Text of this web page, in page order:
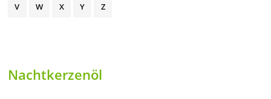
V W X Y Z
Nachtkerzenöl